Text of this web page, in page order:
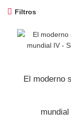
Filtros
El moderno
mundial